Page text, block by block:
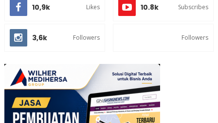
10,9k Likes 10.8k Subscribes
3,6k Followers Followers